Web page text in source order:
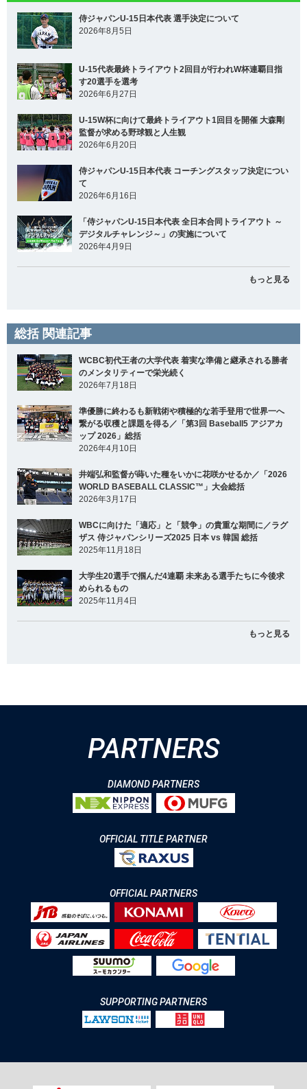
侍ジャパンU-15日本代表 選手決定について
2026年8月5日
U-15代表最終トライアウト2回目が行われW杯連覇目指
す20選手を選考
2026年6月27日
U-15W杯に向けて最終トライアウト1回目を開催 大森剛
監督が求める野球観と人生観
2026年6月20日
侍ジャパンU-15日本代表 コーチングスタッフ決定につい
て
2026年6月16日
「侍ジャパンU-15日本代表 全日本合同トライアウト ～
デジタルチャレンジ～」の実施について
2026年4月9日
もっと見る
総括 関連記事
WCBC初代王者の大学代表 着実な準備と継承される勝者
のメンタリティーで栄光続く
2026年7月18日
準優勝に終わるも新戦術や積極的な若手登用で世界一へ
繋がる収穫と課題を得る／「第3回 Baseball5 アジアカ
ップ 2026」総括
2026年4月10日
井端弘和監督が蒔いた種をいかに花咲かせるか／「2026
WORLD BASEBALL CLASSIC™」大会総括
2026年3月17日
WBCに向けた「適応」と「競争」の貴重な期間に／ラグ
ザス 侍ジャパンシリーズ2025 日本 vs 韓国 総括
2025年11月18日
大学生20選手で掴んだ4連覇 未来ある選手たちに今後求
められるもの
2025年11月4日
もっと見る
PARTNERS
DIAMOND PARTNERS
OFFICIAL TITLE PARTNER
OFFICIAL PARTNERS
SUPPORTING PARTNERS